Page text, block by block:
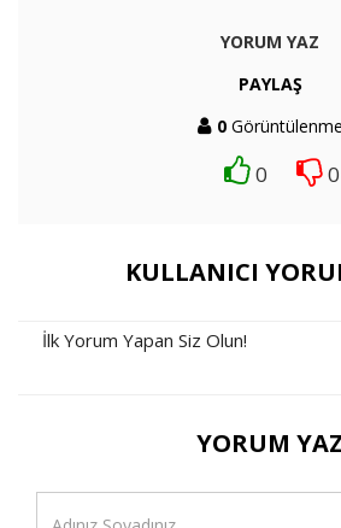
YORUM YAZ
PAYLAŞ
0Görüntülenme
0 0
KULLANICI
İlk Yorum Yapan Siz Olun!
YORUM YAZ